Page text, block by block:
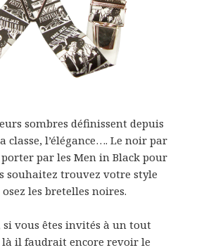
sombres définissent depuis
classe, l’élégance…. Le noir par
porter par les Men in Black pour
souhaitez trouvez votre style
les bretelles noires.
si vous êtes invités à un tout
il faudrait encore revoir le